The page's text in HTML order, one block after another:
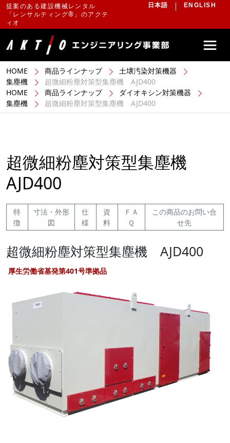
提案のある建設機械レンタル
「レンサルティング®」のアクテ
ィオ
日本語 ENGLISH
HOME 商品ラインナップ
土壌汚染対策機器
集塵機
超微細粉塵対策型集塵機 AJD400
HOME
商品ラインナップ
ダイオキシン対策機器
集塵機
超微細粉塵対策型集塵機 AJD400
超微細粉塵対策型集塵機
AJD400
特
徴
寸法・外形
図
仕
様
資
料
ＦＡ
Ｑ
この商品のお問い合
せ先
超微細粉塵対策型集塵機 AJD400
厚生労働省基発第401号準拠品